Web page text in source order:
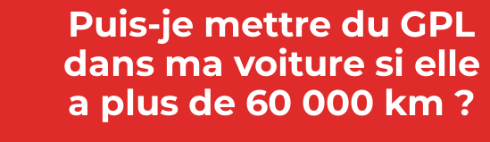
Puis-je mettre du GPL
dans ma voiture si elle
a plus de 60 000 km ?